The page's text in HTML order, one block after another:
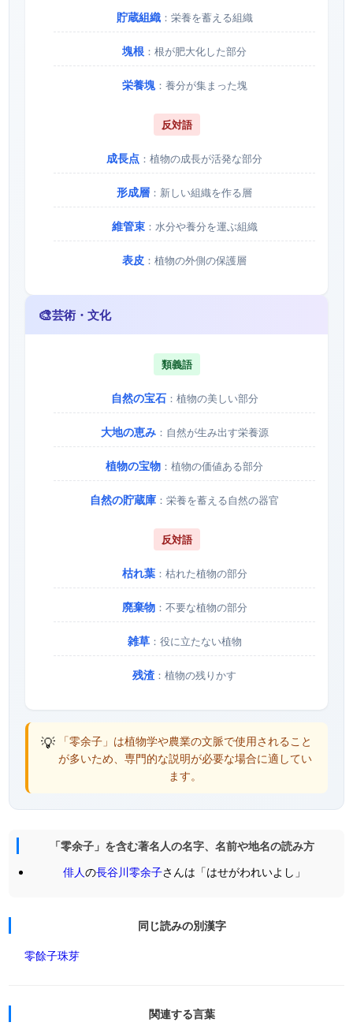
貯蔵組織：栄養を蓄える組織
塊根 ：根が肥大化した部分
栄養塊：養分が集まった塊
反対語
成長点 ：植物の成長が活発な部分
形成層 ：新しい組織を作る層
維管束：水分や養分を運ぶ組織
表皮 ：植物の外側の保護層
🎨芸術・文化
類義語
自然の宝石：植物の美しい部分
大地の恵み：自然が生み出す栄養源
植物の宝物 ：植物の価値ある部分
自然の貯蔵庫 ：栄養を蓄える自然の器官
反対語
枯れ葉：枯れた植物の部分
廃棄物：不要な植物の部分
雑草：役に立たない植物
残渣 ：植物の残りかす
💡 「零余子」は植物学や農業の文脈で使用されること
が多いため、専門的な説明が必要な場合に適してい
ます。
「零余子」を含む著名人の名字、名前や地名の読み方
俳人の長谷川零余子さんは「はせがわれいよし」
同じ読みの別漢字
零餘子珠芽
関連する言葉